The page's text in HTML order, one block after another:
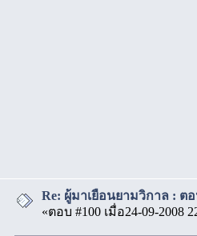
Re: ผู้มาเยือนยามวิกาล : ต
«ตอบ #100 เมื่อ24-09-2008